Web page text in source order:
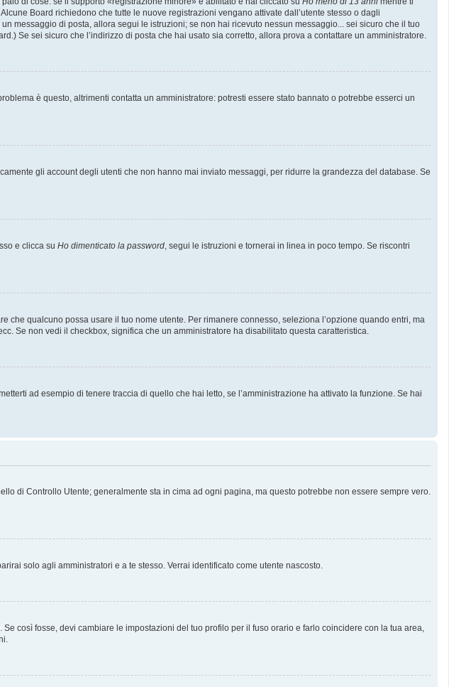
Board richiedono che tutte le nuove registrazioni vengano attivate dall’utente stesso o dagli
messaggio di posta, allora segui le istruzioni; se non hai ricevuto nessun messaggio... sei sicuro che il tuo
Se sei sicuro che l’indirizzo di posta che hai usato sia corretto, allora prova a contattare un amministratore.
è questo, altrimenti contatta un amministratore: potresti essere stato bannato o potrebbe esserci un
gli account degli utenti che non hanno mai inviato messaggi, per ridurre la grandezza del database. Se
e clicca su Ho dimenticato la password, segui le istruzioni e tornerai in linea in poco tempo. Se riscontri
qualcuno possa usare il tuo nome utente. Per rimanere connesso, seleziona l’opzione quando entri, ma
Se non vedi il checkbox, significa che un amministratore ha disabilitato questa caratteristica.
ad esempio di tenere traccia di quello che hai letto, se l’amministrazione ha attivato la funzione. Se hai
di Controllo Utente; generalmente sta in cima ad ogni pagina, ma questo potrebbe non essere sempre vero.
solo agli amministratori e a te stesso. Verrai identificato come utente nascosto.
così fosse, devi cambiare le impostazioni del tuo profilo per il fuso orario e farlo coincidere con la tua area,